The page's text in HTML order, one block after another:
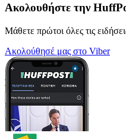
Ακολουθήστε την
Μάθετε πρώτοι όλες τις
Ακολούθησέ μας στο Viber